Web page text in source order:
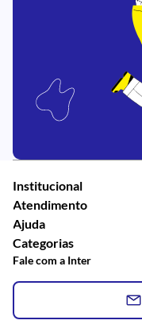
Institucional
Atendimento
Ajuda
Categorias
Fale com a Inter